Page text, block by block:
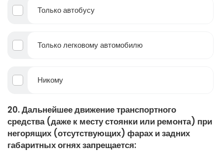
Только автобусу
Только легковому автомобилю
Никому
20. Дальнейшее движение транспортного
средства (даже к месту стоянки или ремонта) при
негорящих (отсутствующих) фарах и задних
габаритных огнях запрещается: